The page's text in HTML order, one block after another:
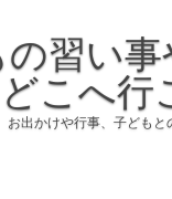
習い
どこへ行
お出かけや行事、子どもと